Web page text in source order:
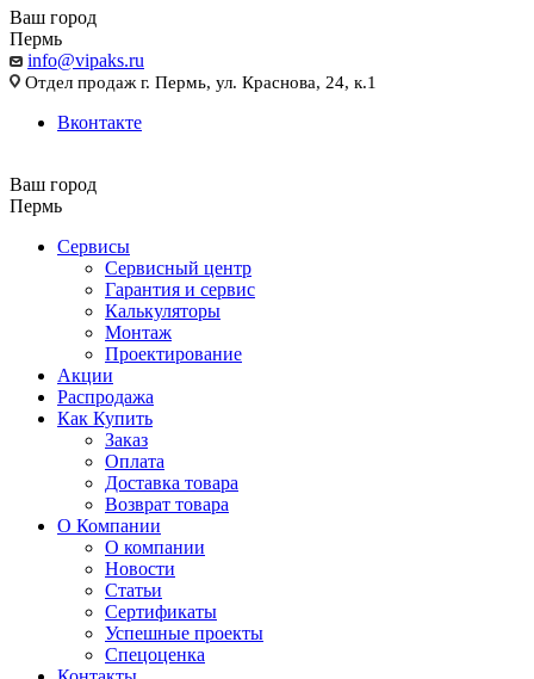
Ваш город
Пермь
info@vipaks.ru
Отдел продаж г. Пермь, ул. Краснова, 24, к.1
Вконтакте
Ваш город
Пермь
Сервисы
Сервисный центр
Гарантия и сервис
Калькуляторы
Монтаж
Проектирование
Акции
Распродажа
Как Купить
Заказ
Оплата
Доставка товара
Возврат товара
О Компании
О компании
Новости
Статьи
Сертификаты
Успешные проекты
Спецоценка